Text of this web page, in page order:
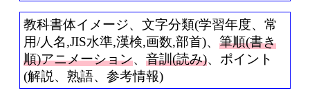
教科書体イメージ、文字分類(学習年度、常
用/人名,JIS水準,漢検,画数,部首)、 筆順(書き
順)アニメーション、 音訓(読み)、ポイント
(解説、熟語、参考情報)